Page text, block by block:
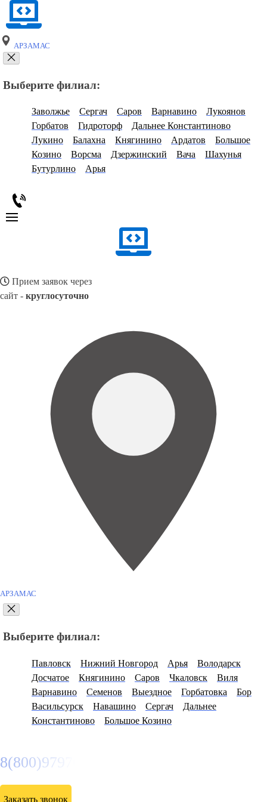
АРЗАМАС
Выберите филиал:
Заволжье Сергач Саров Варнавино
Лукоянов
Горбатов
Гидроторф
Дальнее Константиново
Лукино
Балахна Княгинино Ардатов
Большое
Козино
Ворсма Дзержинский Вача
Шахунья
Бутурлино
Арья
Прием заявок через
сайт - круглосуточно
АРЗАМАС
Выберите филиал:
Павловск Нижний Новгород Арья
Володарск
Досчатое
Княгинино Саров Чкаловск
Виля
Варнавино
Семенов Выездное Горбатовка
Бор
Васильсурск
Навашино Сергач
Дальнее
Константиново
Большое Козино
8(800)9797043
Заказать звонок